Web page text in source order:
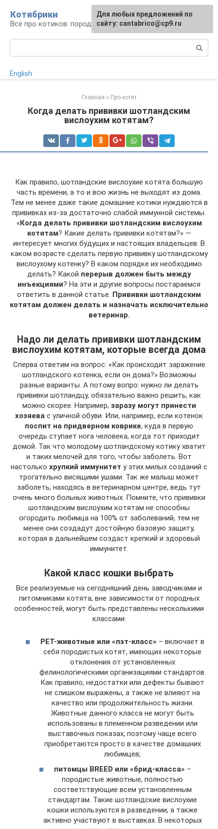
контенту
Котябрики
Всё про котиков: породы, содержание, уход
English
Главная » Про котят
Когда делать прививки шотландским
вислоухим котятам?
Как правило, шотландские вислоухие котята большую
часть времени, а то и всю жизнь не выходят из дома.
Тем не менее даже такие домашние котики нуждаются в
прививках из-за достаточно слабой иммунной системы.
«Когда делать прививки шотландским вислоухим
котятам? Какие делать прививки котятам?» —
интересует многих будущих и настоящих владельцев. В
каком возрасте сделать первую прививку шотландскому
вислоухому котенку? В каком порядке их необходимо
делать? Какой перерыв должен быть между
инъекциями? На эти и другие вопросы постараемся
ответить в данной статье. Прививки шотландским
котятам должен делать и назначать исключительно
ветеринар.
Надо ли делать прививки шотландским
вислоухим котятам, которые всегда дома
Сперва ответим на вопрос: «Как происходит заражение
шотландского котенка, если он дома?» Возможны
разные варианты. А потому вопро: нужно ли делать
прививки шотландцу, обязательно важно решить, как
можно скорее. Например, заразу могут принести
хозяева с уличной обуви. Или, например, если котенок
поспит на придверном коврике, куда в первую
очередь ступает нога человека, когда тот приходит
домой. Так что молодому шотландскому котику хватит
и таких мелочей для того, чтобы заболеть. Вот
настолько хрупкий иммунитет у этих милых созданий с
трогательно висящими ушами. Так же малыш может
заболеть, находясь в ветеринарном центре, ведь тут
очень много больных животных. Помните, что прививки
шотландским вислоухим котятам не способны
огородить любимца на 100% от заболеваний, тем не
менее они создадут достойную базовую защиту,
которая в дальнейшем создаст крепкий и здоровый
иммунитет.
Какой класс кошки выбрать
Все реализуемые на сегодняшний день заводчиками и
питомниками котята, вне зависимости от породных
особенностей, могут быть представлены несколькими
классами:
PET-животные или «пэт-класс» – включает в
себя породистых котят, имеющих некоторые
отклонения от установленных
фелинологическими организациями стандартов.
Как правило, недостатки или дефекты бывают
не слишком выражены, а также не влияют на
качество или продолжительность жизни.
Животные данного класса не могут быть
использованы в племенном разведении или
выставочных показах, поэтому чаще всего
приобретаются просто в качестве домашних
любимцев;
питомцы BREED или «брид-класса» –
породистые животные, полностью
соответствующие всем установленным
стандартам. Такие шотландские вислоухие
кошки используются в разведении, а также
активно участвуют в выставках. В некоторых
Для любых предложений по
сайту: cantabrico@cp9.ru